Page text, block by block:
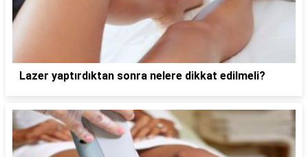
Lazer yaptırdıktan sonra nelere dikkat edilmeli?